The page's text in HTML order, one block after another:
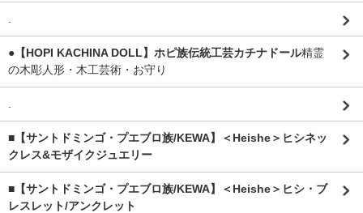
●【HOPI KACHINA DOLL】ホピ族伝統工芸カチナドール精霊
の木彫人形・木工芸術・お守り
■【サントドミンゴ・プエブロ族/KEWA】＜Heishe＞ヒシネッ
クレス&モザイクジュエリー
■【サントドミンゴ・プエブロ族/KEWA】＜Heishe＞ヒシ・ブ
レスレット/アンクレット